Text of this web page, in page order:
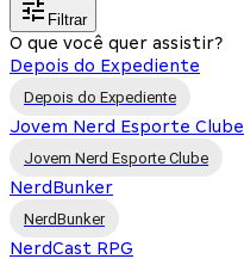
Filtrar
O que você quer assistir?
Depois do Expediente
Depois do Expediente
Jovem Nerd Esporte Clube
Jovem Nerd Esporte Clube
NerdBunker
NerdBunker
NerdCast RPG